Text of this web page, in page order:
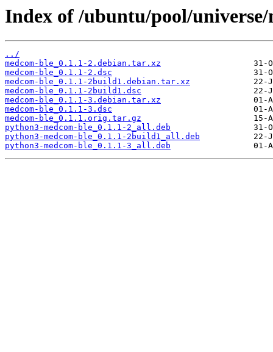
Index of /ubuntu/pool/
../
medcom-ble_0.1.1-2.debian.tar.xz
medcom-ble_0.1.1-2.dsc
medcom-ble_0.1.1-2build1.debian.tar.xz
medcom-ble_0.1.1-2build1.dsc
medcom-ble_0.1.1-3.debian.tar.xz
medcom-ble_0.1.1-3.dsc
medcom-ble_0.1.1.orig.tar.gz
python3-medcom-ble_0.1.1-2_all.deb
python3-medcom-ble_0.1.1-2build1_all.deb
python3-medcom-ble_0.1.1-3_all.deb